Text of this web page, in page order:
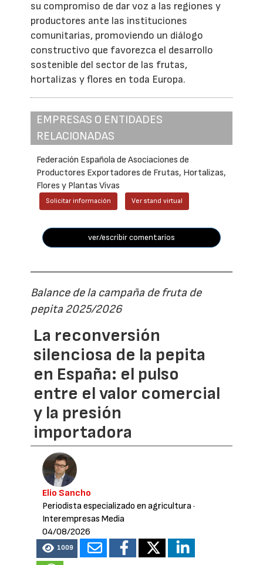
su compromiso de dar voz a las regiones y
productores ante las instituciones
comunitarias, promoviendo un diálogo
constructivo que favorezca el desarrollo
sostenible del sector de las frutas,
hortalizas y flores en toda Europa.
EMPRESAS O ENTIDADES
RELACIONADAS
Federación Española de Asociaciones de
Productores Exportadores de Frutas, Hortalizas,
Flores y Plantas Vivas
Solicitar información Ver stand virtual
ver/escribir comentarios
Balance de la campaña de fruta de
pepita 2025/2026
La reconversión
silenciosa de la pepita
en España: el pulso
entre el valor comercial
y la presión
importadora
Elio Sancho
Periodista especializado en agricultura·
Interempresas Media
04/08/2026
1009